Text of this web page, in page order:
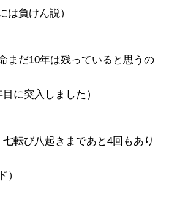
は負けん説）
まだ10年は残っていると思うの
に突入しました）
転び八起きまであと4回もあり
）